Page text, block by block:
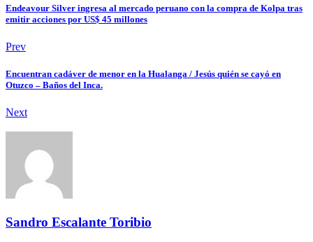
Endeavour Silver ingresa al mercado peruano con la compra de Kolpa tras
emitir acciones por US$ 45 millones
Prev
Encuentran cadáver de menor en la Hualanga / Jesús quién se cayó en
Otuzco – Baños del Inca.
Next
Sandro Escalante Toribio